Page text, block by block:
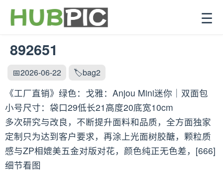
☰
892651
📅2026-06-22 🏷️bag2
《工厂直销》绿色：戈雅：Anjou Mini迷你｜双面包
小号尺寸：袋口29低长21高度20底宽10cm
多次研究与改良，不断提升面料和品质，全方面独家
定制只为达到客户要求，再涂上光面树胶醣，颗粒质
感与ZP相媲美五金对版对花，颜色纯正无色差，[666]
细节看图